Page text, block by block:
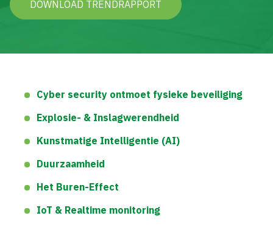
DOWNLOAD TRENDRAPPORT
Cyber security ontmoet fysieke beveiliging
Explosie- & Inslagwerendheid
Kunstmatige Intelligentie (AI)
Duurzaamheid
Het Buren-Effect
IoT & Realtime monitoring